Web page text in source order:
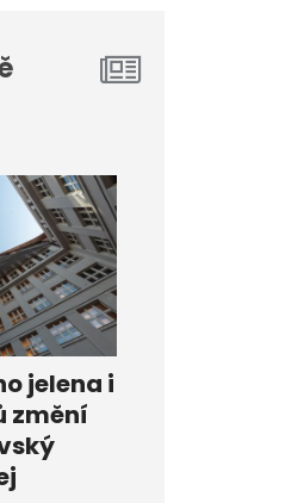
jelena i
změní